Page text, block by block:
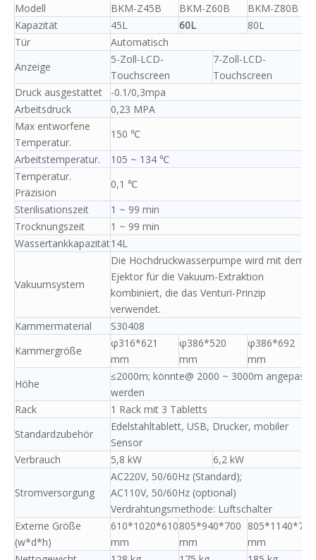
Modell BKM-Z45B BKM-Z60B
BKM-Z80B
Kapazität
45L 60L
80L
Tür
Automatisch
Anzeige
5-Zoll-LCD-
Touchscreen
7-Zoll-LCD-
Touchscreen
Druck ausgestattet
-0.1/0,3mpa
Arbeitsdruck
0,23 MPA
Max entworfene
Temperatur.
150 ℃
Arbeitstemperatur.
105 ~ 134 ℃
Temperatur.
Präzision
0,1 ℃
Sterilisationszeit
1 ~ 99 min
Trocknungszeit
1 ~ 99 min
Wassertankkapazität14L
Vakuumsystem
Die Hochdruckwasserpumpe wird mit dem
Ejektor für die Vakuum-Extraktion
kombiniert, die das Venturi-Prinzip
verwendet.
Kammermaterial
S30408
Kammergröße
φ316*621
mm
φ386*520
mm
φ386*692
mm
Höhe
≤2000m; könnte@ 2000 ~ 3000m angepasst
werden
Rack
1 Rack mit 3 Tabletts
Standardzubehör
Edelstahltablett, USB, Drucker, mobiler
Sensor
Verbrauch
5,8 kW 6,2 kW
Stromversorgung
AC220V, 50/60Hz (Standard);
AC110V, 50/60Hz (optional)
Verdrahtungsmethode: Luftschalter
Externe Größe
(w*d*h)
610*1020*610
mm
805*940*700
mm
805*1140*700
mm